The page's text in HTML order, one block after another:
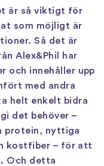
är så viktigt för
som möjligt är
Så det är
Alex&Phil har
och innehåller upp
med andra
helt enkelt bidra
det behöver –
protein, nyttiga
kostfiber – för att
Och detta